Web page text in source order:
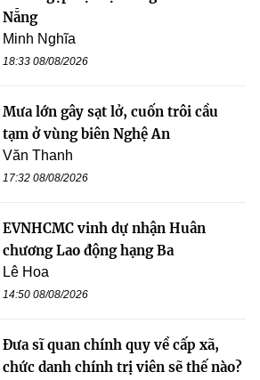
Nẵng
Minh Nghĩa
18:33 08/08/2026
Mưa lớn gây sạt lở, cuốn trôi cầu
tạm ở vùng biên Nghệ An
Văn Thanh
17:32 08/08/2026
EVNHCMC vinh dự nhận Huân
chương Lao động hạng Ba
Lê Hoa
14:50 08/08/2026
Đưa sĩ quan chính quy về cấp xã,
chức danh chính trị viên sẽ thế nào?